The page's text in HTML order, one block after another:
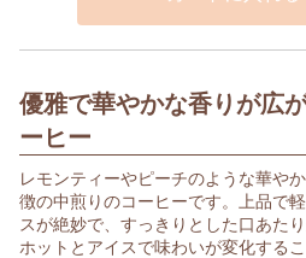
優雅で華やかな香りが広
ーヒー
レモンティーやピーチのような華や
徴の中煎りのコーヒーです。上品で
スが絶妙で、すっきりとした口あたり
ホットとアイスで味わいが変化する